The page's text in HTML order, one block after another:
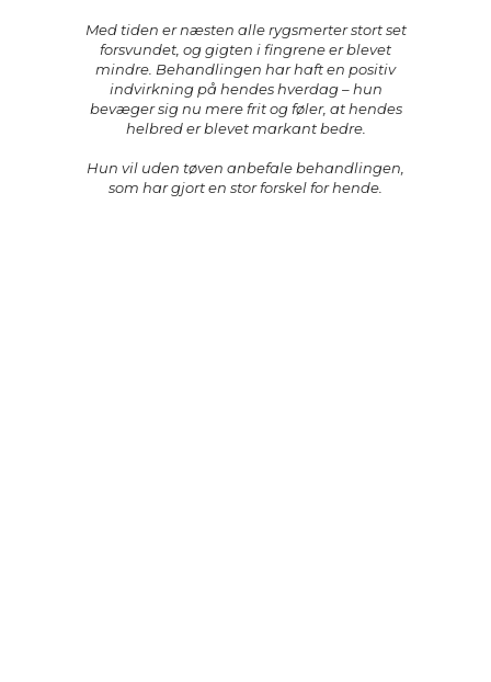
Med tiden er næsten alle rygsmerter stort set
forsvundet, og gigten i fingrene er blevet
mindre. Behandlingen har haft en positiv
indvirkning på hendes hverdag – hun
bevæger sig nu mere frit og føler, at hendes
helbred er blevet markant bedre.
Hun vil uden tøven anbefale behandlingen,
som har gjort en stor forskel for hende.​